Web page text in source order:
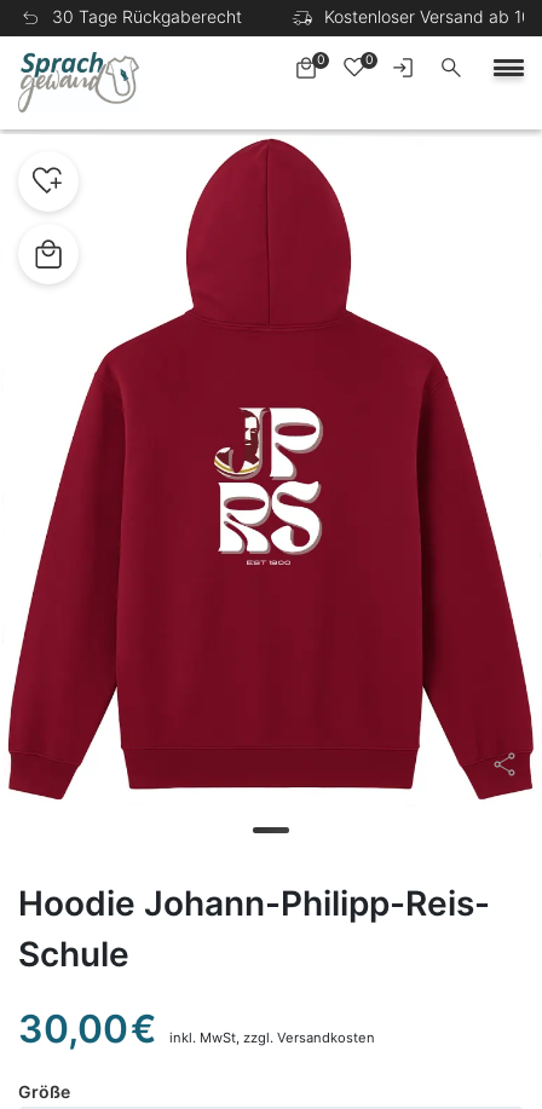
30 Tage Rückgaberecht Kostenloser Versand ab
0 0
Hoodie Johann-Philipp-Reis-
Schule
30,00€ inkl. MwSt, zzgl. Versandkosten
Größe